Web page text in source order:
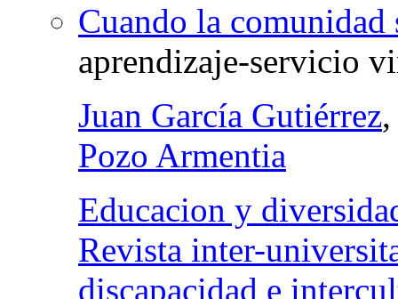
Cuando la comunidad
aprendizaje-servicio
Juan García Gutiérrez
Pozo Armentia
Educacion y
Revista inter-
discapacidad e